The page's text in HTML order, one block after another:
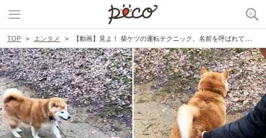
TOP エンタメ 【動画】見よ！ 柴ケツの運転テクニック。名前を呼ばれて、ピタッと手元に駐車する柴犬さん♪